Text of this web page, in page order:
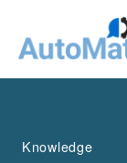
Knowledge